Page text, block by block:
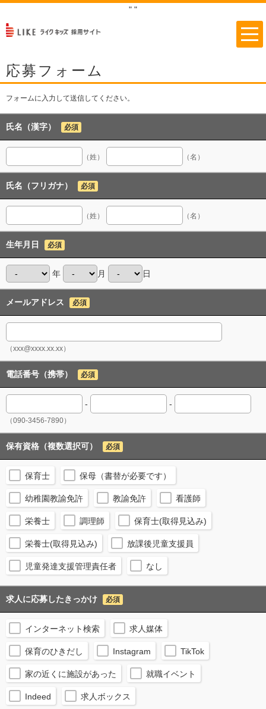
" "
応募フォーム
フォームに入力して送信してください。
氏名（漢字） 必須
（姓） （名）
氏名（フリガナ） 必須
（姓） （名）
生年月日 必須
年 月 日
メールアドレス 必須
（xxx@xxxx.xx.xx）
電話番号（携帯） 必須
- -
（090-3456-7890）
保有資格（複数選択可） 必須
保育士 保母（書替が必要です）
幼稚園教諭免許 教諭免許 看護師
栄養士 調理師 保育士(取得見込み)
栄養士(取得見込み) 放課後児童支援員
児童発達支援管理責任者 なし
求人に応募したきっかけ 必須
インターネット検索 求人媒体
保育のひきだし Instagram TikTok
家の近くに施設があった 就職イベント
Indeed 求人ボックス